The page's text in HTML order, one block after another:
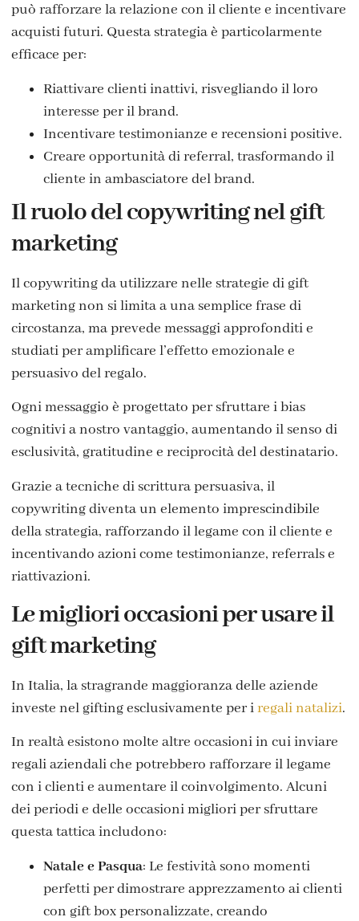
può rafforzare la relazione con il cliente e incentivare
acquisti futuri. Questa strategia è particolarmente
efficace per:
Riattivare clienti inattivi, risvegliando il loro
interesse per il brand.
Incentivare testimonianze e recensioni positive.
Creare opportunità di referral, trasformando il
cliente in ambasciatore del brand.
Il ruolo del copywriting nel gift
marketing
Il copywriting da utilizzare nelle strategie di gift
marketing non si limita a una semplice frase di
circostanza, ma prevede messaggi approfonditi e
studiati per amplificare l’effetto emozionale e
persuasivo del regalo.
Ogni messaggio è progettato per sfruttare i bias
cognitivi a nostro vantaggio, aumentando il senso di
esclusività, gratitudine e reciprocità del destinatario.
Grazie a tecniche di scrittura persuasiva, il
copywriting diventa un elemento imprescindibile
della strategia, rafforzando il legame con il cliente e
incentivando azioni come testimonianze, referrals e
riattivazioni.
Le migliori occasioni per usare il
gift marketing
In Italia, la stragrande maggioranza delle aziende
investe nel gifting esclusivamente per iregali natalizi.
In realtà esistono molte altre occasioni in cui inviare
regali aziendali che potrebbero rafforzare il legame
con i clienti e aumentare il coinvolgimento. Alcuni
dei periodi e delle occasioni migliori per sfruttare
questa tattica includono:
Natale e Pasqua: Le festività sono momenti
perfetti per dimostrare apprezzamento ai clienti
con gift box personalizzate, creando